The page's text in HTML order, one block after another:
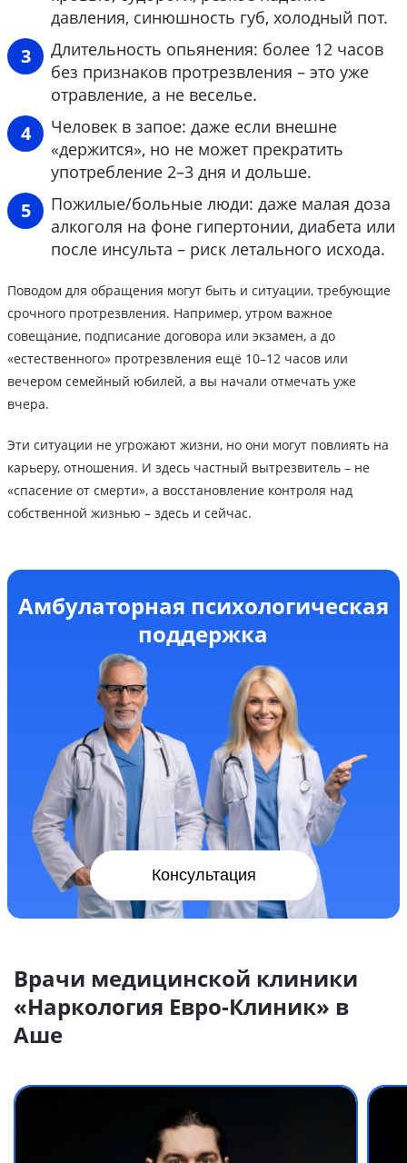
давления, синюшность губ, холодный пот.
Длительность опьянения: более 12 часов
без признаков протрезвления – это уже
отравление, а не веселье.
Человек в запое: даже если внешне
«держится», но не может прекратить
употребление 2–3 дня и дольше.
Пожилые/больные люди: даже малая доза
алкоголя на фоне гипертонии, диабета или
после инсульта – риск летального исхода.
Поводом для обращения могут быть и ситуации, требующие
срочного протрезвления. Например, утром важное
совещание, подписание договора или экзамен, а до
«естественного» протрезвления ещё 10–12 часов или
вечером семейный юбилей, а вы начали отмечать уже
вчера.
Эти ситуации не угрожают жизни, но они могут повлиять на
карьеру, отношения. И здесь частный вытрезвитель – не
«спасение от смерти», а восстановление контроля над
собственной жизнью – здесь и сейчас.
Амбулаторная психологическая
поддержка
Консультация
Врачи медицинской клиники
«Наркология Евро-Клиник» в
Аше